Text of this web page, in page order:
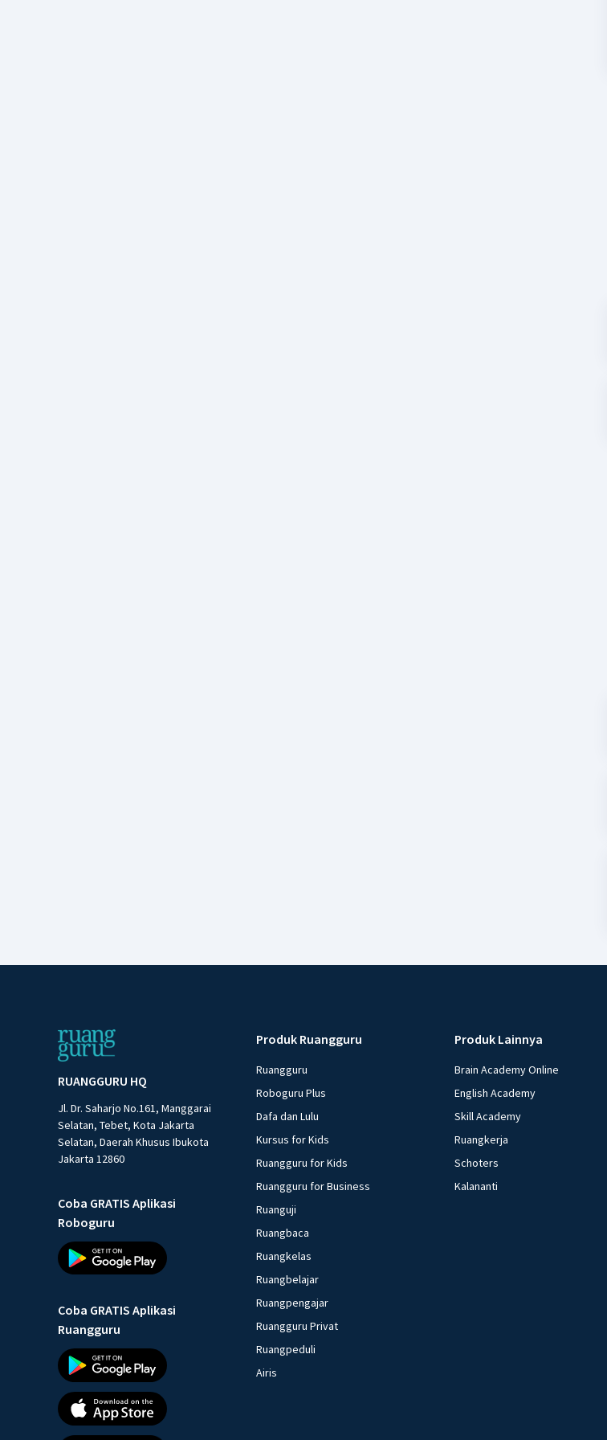
RUANGGURU HQ
Jl. Dr. Saharjo No.161, Manggarai
Selatan, Tebet, Kota Jakarta
Selatan, Daerah Khusus Ibukota
Jakarta 12860
Coba GRATIS Aplikasi
Roboguru
Coba GRATIS Aplikasi
Ruangguru
Produk Ruangguru
Ruangguru
Roboguru Plus
Dafa dan Lulu
Kursus for Kids
Ruangguru for Kids
Ruangguru for Business
Ruanguji
Ruangbaca
Ruangkelas
Ruangbelajar
Ruangpengajar
Ruangguru Privat
Ruangpeduli
Airis
Produk Lainnya
Brain Academy Online
English Academy
Skill Academy
Ruangkerja
Schoters
Kalananti